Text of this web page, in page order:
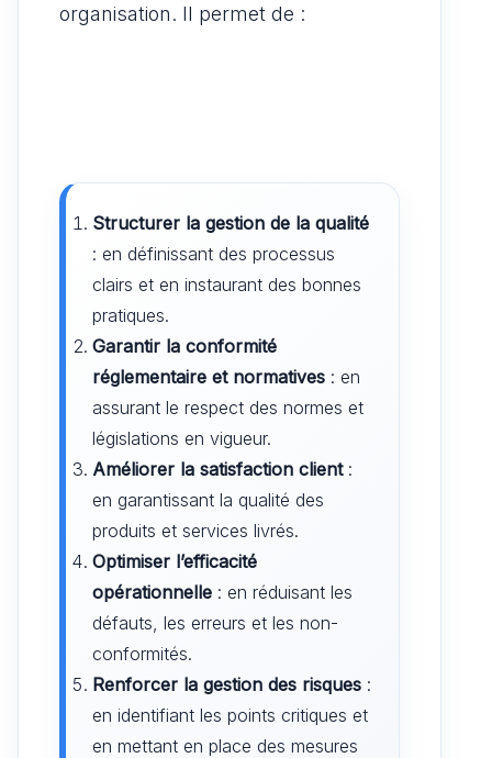
organisation. Il permet de :
Structurer la gestion de la qualité
: en définissant des processus
clairs et en instaurant des bonnes
pratiques.
Garantir la conformité
réglementaire et normatives : en
assurant le respect des normes et
législations en vigueur.
Améliorer la satisfaction client:
en garantissant la qualité des
produits et services livrés.
Optimiser l’efficacité
opérationnelle : en réduisant les
défauts, les erreurs et les non-
conformités.
Renforcer la gestion des risques :
en identifiant les points critiques et
en mettant en place des mesures